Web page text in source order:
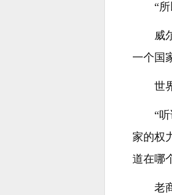
“
威
一个国
世
“
家的权
道在哪
老